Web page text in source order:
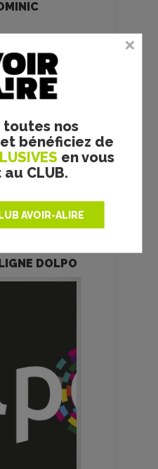
toutes nos
bénéficiez de
en vous
CLUB.
AVOIR-ALIRE
DOLPO